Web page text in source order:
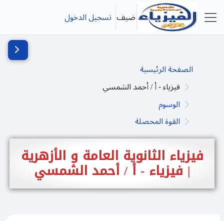
تخطى إلى المحتوى الرئيسي
واجهة جانبية
ضيف تسجيل الدخول
الصفحة الرئيسية
فيزياء - أ / أحمد الشمسي
الوسوم
القوة المحصلة
فيزياء الثانوية العامة و الأزهرية
| فيزياء - أ / أحمد الشمسي
فتح